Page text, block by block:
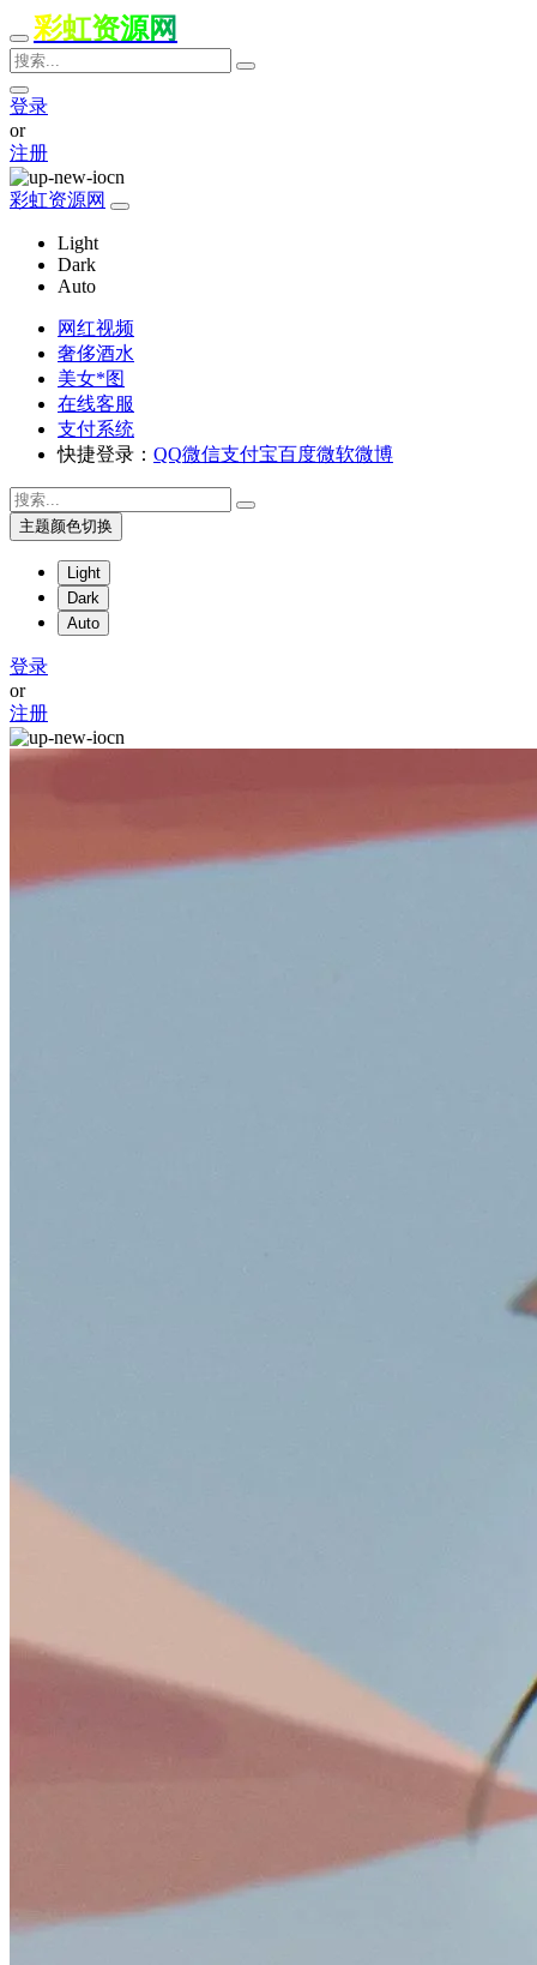
彩虹资源网
登录
or
注册
彩虹资源网
Light
Dark
Auto
网红视频
奢侈酒水
美女*图
在线客服
支付系统
快捷登录： QQ微信支付宝百度微软微博
主题颜色切换
Light
Dark
Auto
登录
or
注册